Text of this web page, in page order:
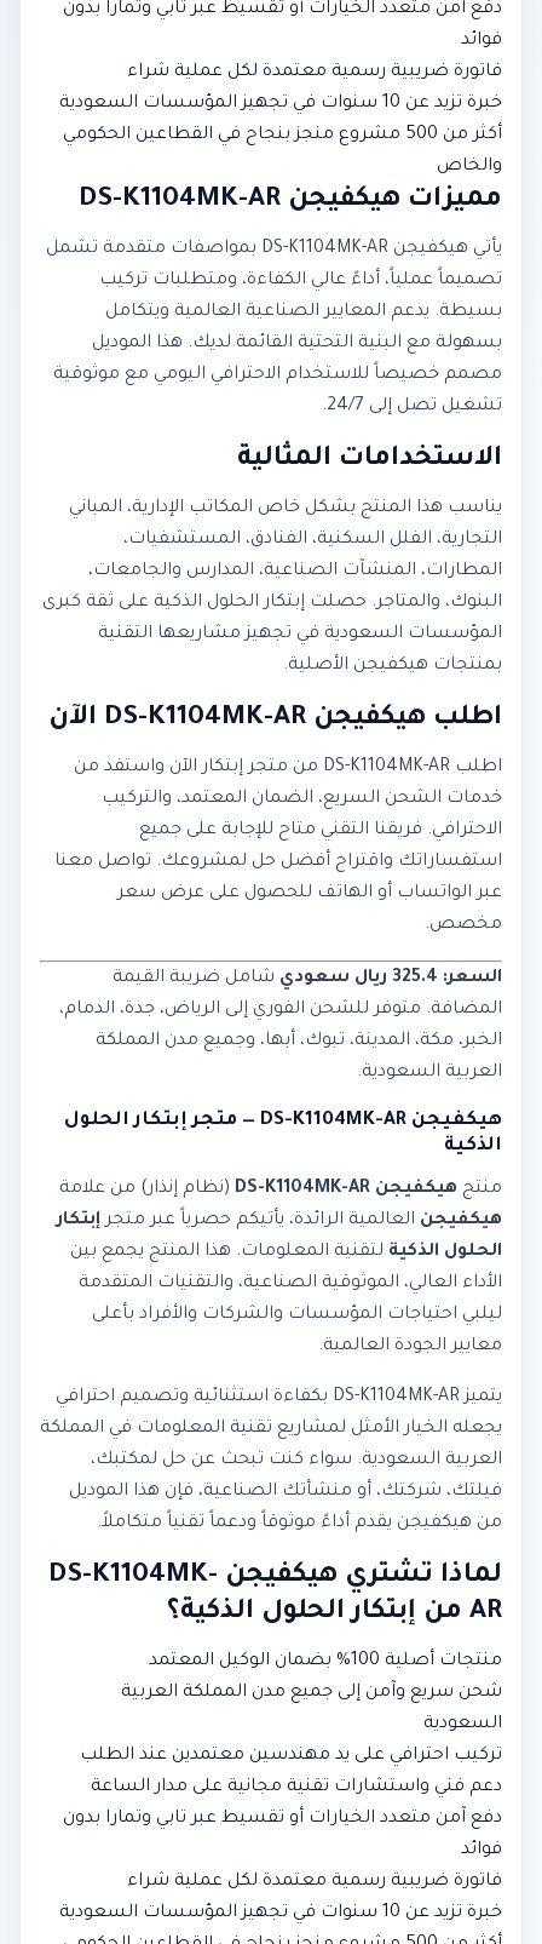
دفع آمن متعدد الخيارات أو تقسيط عبر تابي وتمارا بدون
فوائد
فاتورة ضريبية رسمية معتمدة لكل عملية شراء
خبرة تزيد عن 10 سنوات في تجهيز المؤسسات السعودية
أكثر من 500 مشروع منجز بنجاح في القطاعين الحكومي
والخاص
مميزات هيكفيجن DS-K1104MK-AR
يأتي هيكفيجن DS-K1104MK-AR بمواصفات متقدمة تشمل
تصميماً عملياً، أداءً عالي الكفاءة، ومتطلبات تركيب
بسيطة. يدعم المعايير الصناعية العالمية ويتكامل
بسهولة مع البنية التحتية القائمة لديك. هذا الموديل
مصمم خصيصاً للاستخدام الاحترافي اليومي مع موثوقية
تشغيل تصل إلى 24/7.
الاستخدامات المثالية
يناسب هذا المنتج بشكل خاص المكاتب الإدارية، المباني
التجارية، الفلل السكنية، الفنادق، المستشفيات،
المطارات، المنشآت الصناعية، المدارس والجامعات،
البنوك، والمتاجر. حصلت إبتكار الحلول الذكية على ثقة كبرى
المؤسسات السعودية في تجهيز مشاريعها التقنية
بمنتجات هيكفيجن الأصلية.
اطلب هيكفيجن DS-K1104MK-AR الآن
اطلب DS-K1104MK-AR من متجر إبتكار الآن واستفد من
خدمات الشحن السريع، الضمان المعتمد، والتركيب
الاحترافي. فريقنا التقني متاح للإجابة على جميع
استفساراتك واقتراح أفضل حل لمشروعك. تواصل معنا
عبر الواتساب أو الهاتف للحصول على عرض سعر
مخصص.
السعر: 325.4 ريال سعودي
شامل ضريبة القيمة
المضافة. متوفر للشحن الفوري إلى الرياض، جدة، الدمام،
الخبر، مكة، المدينة، تبوك، أبها، وجميع مدن المملكة
العربية السعودية.
هيكفيجن DS-K1104MK-AR — متجر إبتكار الحلول
الذكية
منتج هيكفيجن DS-K1104MK-AR
(نظام إنذار) من علامة
هيكفيجن العالمية الرائدة، يأتيكم حصرياً عبر متجرإبتكار
الحلول الذكية لتقنية المعلومات. هذا المنتج يجمع بين
الأداء العالي، الموثوقية الصناعية، والتقنيات المتقدمة
ليلبي احتياجات المؤسسات والشركات والأفراد بأعلى
معايير الجودة العالمية.
يتميز DS-K1104MK-AR بكفاءة استثنائية وتصميم احترافي
يجعله الخيار الأمثل لمشاريع تقنية المعلومات في المملكة
العربية السعودية. سواء كنت تبحث عن حل لمكتبك،
فيلتك، شركتك، أو منشأتك الصناعية، فإن هذا الموديل
من هيكفيجن يقدم أداءً موثوقاً ودعماً تقنياً متكاملاً.
لماذا تشتري هيكفيجن DS-K1104MK-
AR من إبتكار الحلول الذكية؟
منتجات أصلية 100% بضمان الوكيل المعتمد
شحن سريع وآمن إلى جميع مدن المملكة العربية
السعودية
تركيب احترافي على يد مهندسين معتمدين عند الطلب
دعم فني واستشارات تقنية مجانية على مدار الساعة
دفع آمن متعدد الخيارات أو تقسيط عبر تابي وتمارا بدون
فوائد
فاتورة ضريبية رسمية معتمدة لكل عملية شراء
خبرة تزيد عن 10 سنوات في تجهيز المؤسسات السعودية